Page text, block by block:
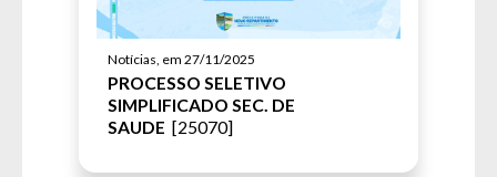
Notícias, em 27/11/2025
PROCESSO SELETIVO
SIMPLIFICADO SEC. DE
SAUDE [25070]